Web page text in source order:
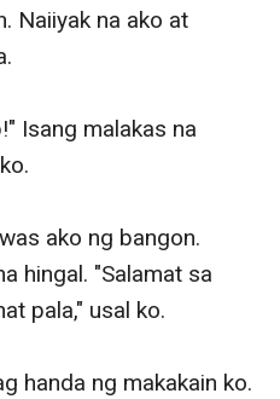
Naiiyak na ako at
Isang malakas na
ako ng bangon.
hingal. "Salamat sa
pala," usal ko.
handa ng makakain ko.